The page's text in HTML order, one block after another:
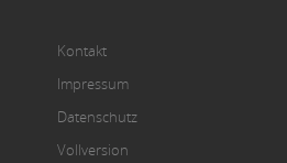
Kontakt
Impressum
Datenschutz
Vollversion